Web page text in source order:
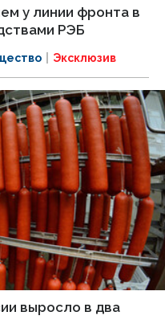
у линии фронта в
РЭБ
Эксклюзив
выросло в два